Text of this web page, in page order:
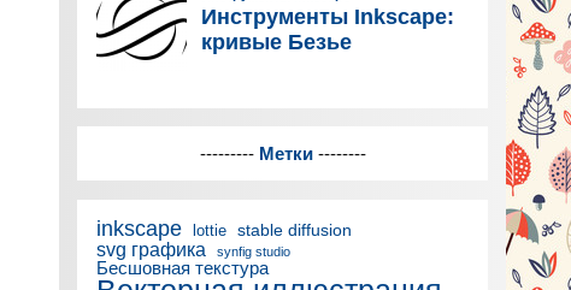
---------Метки--------
inkscape lottie stable diffusion
svg графика synfig studio
Бесшовная текстура